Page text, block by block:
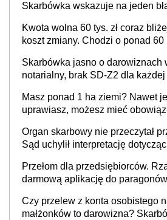
Skarbówka wskazuje na jeden
Kwota wolna 60 tys. zł coraz
koszt zmiany. Chodzi o ponad 60
Skarbówka jasno o darowiznach
notarialny, brak SD-Z2 dla każdej
Masz ponad 1 ha ziemi? Nawet
uprawiasz, możesz mieć
Organ skarbowy nie przeczytał
Sąd uchylił interpretację
Przełom dla przedsiębiorców.
darmową aplikację do
Czy przelew z konta osobistego
małżonków to darowizna?